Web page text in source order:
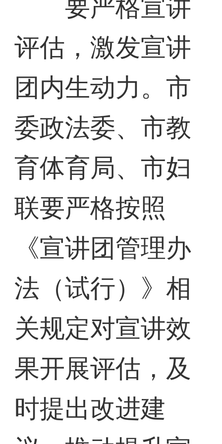
要严格宣讲
评估，激发宣讲
团内生动力。市
委政法委、市教
育体育局、市妇
联要严格按照
《宣讲团管理办
法（试行）》相
关规定对宣讲效
果开展评估，及
时提出改进建